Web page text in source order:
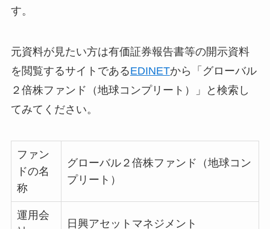
す。
元資料が見たい方は有価証券報告書等の開示資料
を閲覧するサイトであるEDINETから「グローバル
２倍株ファンド（地球コンプリート）」と検索し
てみてください。
ファン
ドの名
称
グローバル２倍株ファンド（地球コン
プリート）
運用会
日興アセットマネジメント